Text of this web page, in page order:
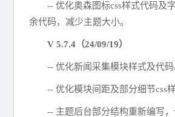
-- 优化奥森图标css样式代码及
余代码，减少主题大小。
V 5.7.4（24/09/19）
-- 优化新闻采集模块样式及代码
-- 优化模块间距及部分细节css
-- 主题后台部分结构重新编写